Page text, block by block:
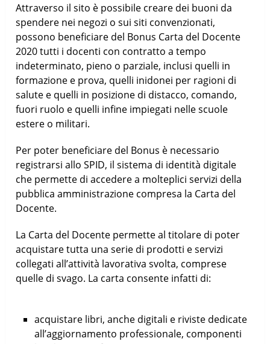
Attraverso il sito è possibile creare dei buoni da
spendere nei negozi o sui siti convenzionati,
possono beneficiare del Bonus Carta del Docente
2020 tutti i docenti con contratto a tempo
indeterminato, pieno o parziale, inclusi quelli in
formazione e prova, quelli inidonei per ragioni di
salute e quelli in posizione di distacco, comando,
fuori ruolo e quelli infine impiegati nelle scuole
estere o militari.
Per poter beneficiare del Bonus è necessario
registrarsi allo SPID, il sistema di identità digitale
che permette di accedere a molteplici servizi della
pubblica amministrazione compresa la Carta del
Docente.
La Carta del Docente permette al titolare di poter
acquistare tutta una serie di prodotti e servizi
collegati all’attività lavorativa svolta, comprese
quelle di svago. La carta consente infatti di:
acquistare libri, anche digitali e riviste dedicate
all’aggiornamento professionale, componenti